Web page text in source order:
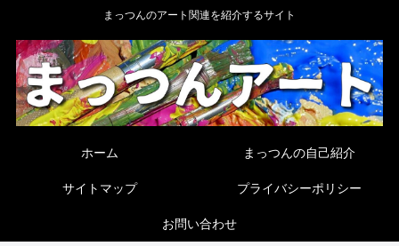
まっつんのアート関連を紹介するサイト
ホーム まっつんの自己紹介
サイトマップ プライバシーポリシー
お問い合わせ